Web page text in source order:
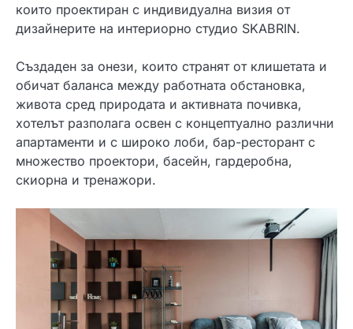
които проектиран с индивидуална визия от
дизайнерите на интериорно студио SKABRIN.
Създаден за онези, които странят от клишетата и
обичат баланса между работната обстановка,
живота сред природата и активната почивка,
хотелът разполага освен с концептуално различни
апартаменти и с широко лоби, бар-ресторант с
множество проектори, басейн, гардеробна,
скиорна и тренажори.